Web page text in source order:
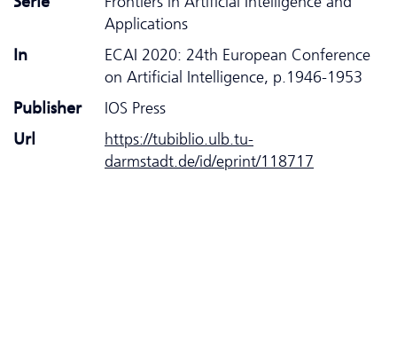
Applications
In
ECAI 2020: 24th European Conference
on Artificial Intelligence, p.1946-1953
Publisher
IOS Press
Url
https://tubiblio.ulb.tu-
darmstadt.de/id/eprint/118717